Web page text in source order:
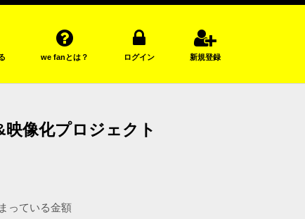
we fanとは？ ログイン 新規登録
像化プロジェクト
っている金額